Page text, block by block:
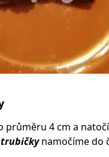
průměru 4 cm a
trubičkynamočíme do